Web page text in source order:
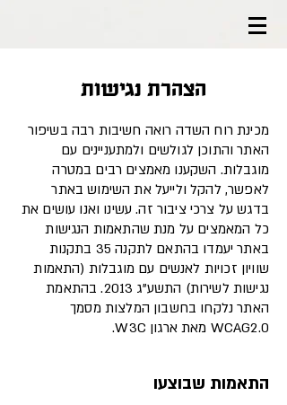
הצהרת נגישות
מכינת רוח השדה רואה חשיבות רבה בשיפור
האתר והתוכן לגולשים ולמתעניינים עם
מוגבלות. השקענו מאמצים רבים במטרה
לאפשר, להקל ולייעל את השימוש באתר
בדגש על צרכי ציבור זה. עשינו ואנו עושים את
כל המאמצים על מנת שהתאמות הנגישות
באתר יעמדו בהתאם לתקנה 35 בתקנות
שוויון זכויות לאנשים עם מוגבלות (התאמות
נגישות לשירות) התשע"ג 2013. בהתאמת
האתר נלקחו בחשבון המלצות מסמך
WCAG2.0 מאת ארגון W3C.
התאמות שבוצעו